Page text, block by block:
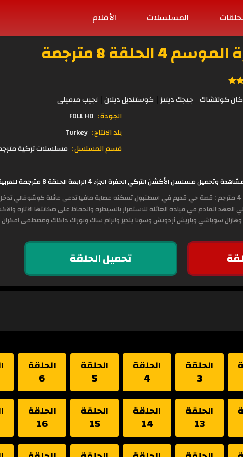
المسلسلات الأفلام
8 مترجمة
كولتشاك جيجك دينيز كوستنديل ديلان نجيب ميميلى
الجودة : FOLL HD
بلد الانتاج : Turkey
قسم المسلسل : مسلسلات تركية
وتحميل مسلسل الأكشن التركي الحفرة الجزء 4 الرابعة الحلقة 8 مترجمة للعربية مباشرة على موقع
قصة المسلسل التركي الحفرة الجزء 4 مترجم : قصة حي قديم في اسطنبول تسكنه عصابة مافيا تدعى
سوباشي وباريش أردوتش وسونا يلديز وايرام ساك وبوراك داكاك ومصطفى
تحميل الحلقة
الحلقة
3
الحلقة
4
الحلقة
5
الحلقة
6
الحلقة
13
الحلقة
14
الحلقة
15
الحلقة
16